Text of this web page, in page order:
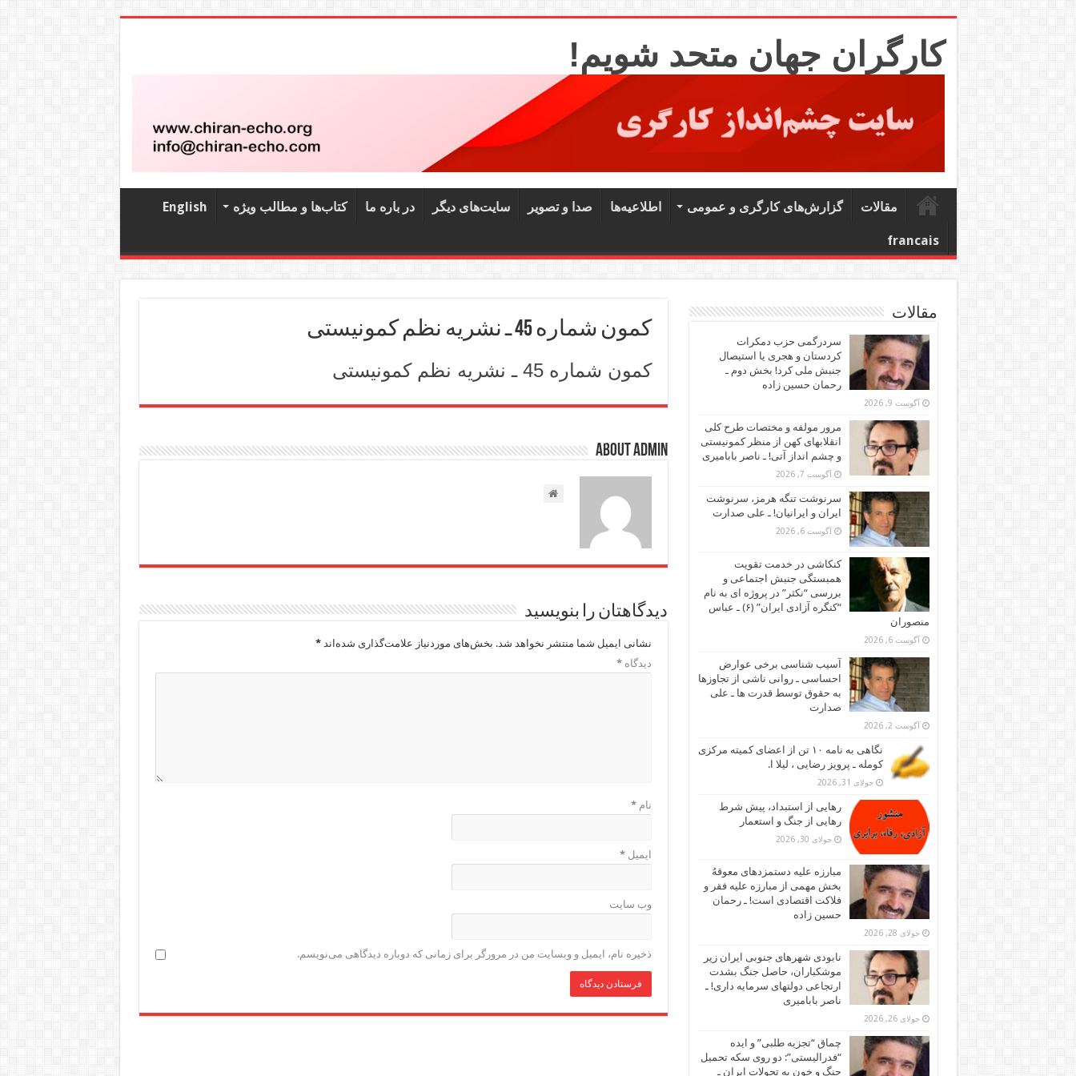
کارگران جهان متحد شویم!
مقالات گزارش‌های کارگری و عمومی اطلاعیه‌ها صدا و تصویر سایت‌های دیگر در باره ما کتاب‌‌ها و مطالب ویژه English
francais
کمون شماره 45 ـ نشریه نظم کمونیستی
کمون شماره 45 ـ نشریه نظم کمونیستی
About admin
دیدگاهتان را بنویسید
نشانی ایمیل شما منتشر نخواهد شد. بخش‌های موردنیاز علامت‌گذاری شده‌اند*
دیدگاه*
نام*
ایمیل*
وب‌ سایت
ذخیره نام، ایمیل و وبسایت من در مرورگر برای زمانی که دوباره دیدگاهی می‌نویسم.
مقالات
سردرگمی حزب دمکرات
کردستان و هجری یا استیصال
جنبش ملی کرد! بخش دوم ـ
رحمان حسین زاده
آگوست 9, 2026
مرور مولفه و مختصات طرح کلی
انقلابهای کهن از منظر کمونیستی
و چشم انداز آتی! ـ ناصر بابامیری
آگوست 7, 2026
سرنوشت تنگه هرمز، سرنوشت
ایران و ایرانیان! ـ علی صدارت
آگوست 6, 2026
کنکاشی در خدمت تقویت
همبستگی جنبش اجتماعی و
بررسی “نکثر” در پروژه ای به نام
“کنگره آزادی ایران” (۶) ـ عباس
منصوران
آگوست 6, 2026
آسیب شناسی برخی عوارض
احساسی ـ روانی ناشی از تجاوزها
به حقوق توسط قدرت ها ـ علی
صدارت
آگوست 2, 2026
نگاهی به نامه ۱۰ تن از اعضای کمیته مرکزی
کومله ـ پرویز رضایی ، لیلا ا.
جولای 31, 2026
رهایی از استبداد، پیش شرط
رهایی از جنگ و استعمار
جولای 30, 2026
مبارزه علیه دستمزدهای معوقهُ
بخش مهمی از مبارزه علیه فقر و
فلاکت اقتصادی است! ـ رحمان
حسین زاده
جولای 28, 2026
نابودی شهرهای جنوبی ایران زیر
موشکباران، حاصل جنگ بشدت
ارتجاعی دولتهای سرمایه داری! ـ
ناصر بابامیری
جولای 26, 2026
چماق “تجزیه طلبی” و ایده
“فدرالیستی”: دو روی سکه تحمیل
جنگ و خون به تحولات ایران ـ